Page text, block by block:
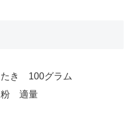
たき 100グラム
粉 適量